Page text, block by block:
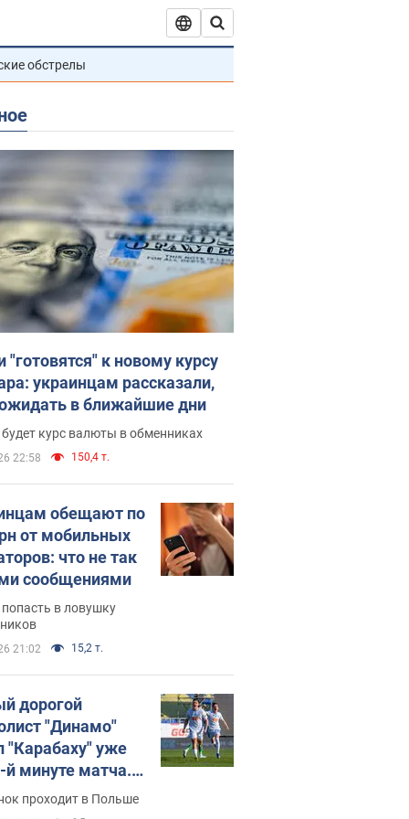
обстрелы
"готовятся" к новому курсу
украинцам рассказали,
в ближайшие дни
курс валюты в обменниках
22:58 150,4 т.
обещают по
от мобильных
что не так
сообщениями
попасть в ловушку
21:02 15,2 т.
дорогой
"Динамо"
"Карабаху" уже
й минуте матча.
проходит в Польше